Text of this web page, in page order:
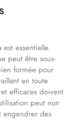
est essentielle.
peut être sous-
formée pour
en toute
efficaces doivent
peut non
engendrer des